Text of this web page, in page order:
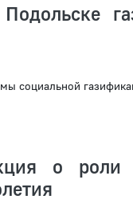
социальной
о